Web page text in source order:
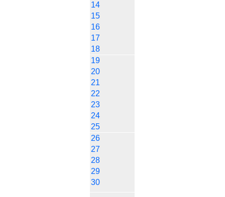
14
15
16
17
18
19
20
21
22
23
24
25
26
27
28
29
30